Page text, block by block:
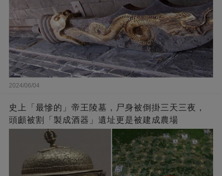
2024/06/04
史上「最慘的」帝王陵墓，尸身被倒掛三天三夜，
頭顱被割「製成酒器」遺址更是被建成農場